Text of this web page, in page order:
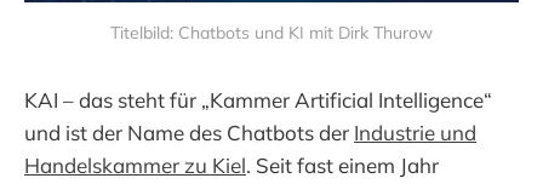
Titelbild: Chatbots und KI mit Dirk Thurow
KAI – das steht für „Kammer Artificial Intelligence“
und ist der Name des Chatbots der Industrie und
Handelskammer zu Kiel. Seit fast einem Jahr